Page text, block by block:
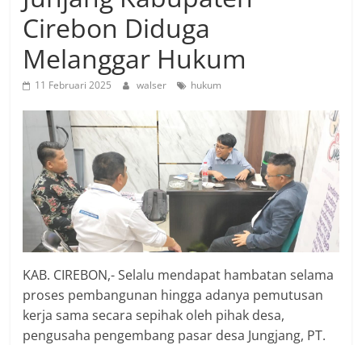
Cirebon Diduga
Melanggar Hukum
11 Februari 2025 walser hukum
KAB. CIREBON,- Selalu mendapat hambatan selama
proses pembangunan hingga adanya pemutusan
kerja sama secara sepihak oleh pihak desa,
pengusaha pengembang pasar desa Jungjang, PT.